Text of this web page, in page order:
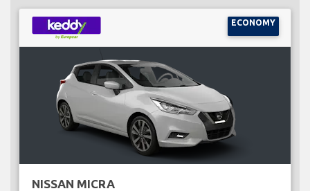
ECONOMY
NISSAN MICRA